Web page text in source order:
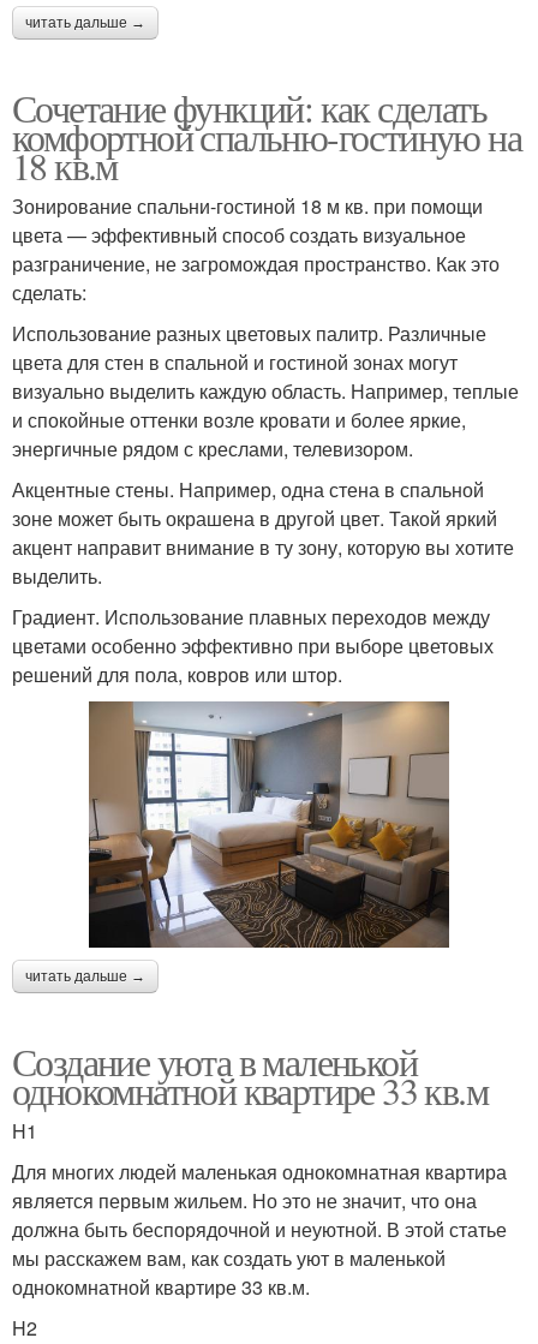
читать дальше →
Сочетание функций: как сделать
комфортной спальню-гостиную на
18 кв.м
Зонирование спальни-гостиной 18 м кв. при помощи
цвета — эффективный способ создать визуальное
разграничение, не загромождая пространство. Как это
сделать:
Использование разных цветовых палитр. Различные
цвета для стен в спальной и гостиной зонах могут
визуально выделить каждую область. Например, теплые
и спокойные оттенки возле кровати и более яркие,
энергичные рядом с креслами, телевизором.
Акцентные стены. Например, одна стена в спальной
зоне может быть окрашена в другой цвет. Такой яркий
акцент направит внимание в ту зону, которую вы хотите
выделить.
Градиент. Использование плавных переходов между
цветами особенно эффективно при выборе цветовых
решений для пола, ковров или штор.
читать дальше →
Создание уюта в маленькой
однокомнатной квартире 33 кв.м
H1
Для многих людей маленькая однокомнатная квартира
является первым жильем. Но это не значит, что она
должна быть беспорядочной и неуютной. В этой статье
мы расскажем вам, как создать уют в маленькой
однокомнатной квартире 33 кв.м.
H2